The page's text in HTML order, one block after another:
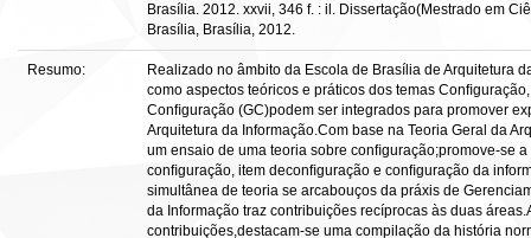
Brasília. 2012. xxvii, 346 f. : il. Dissertação(Mestrado em
Brasília, Brasília, 2012.
Resumo:
Realizado no âmbito da Escola de Brasília de Arquitetura
como aspectos teóricos e práticos dos temas
Conﬁguração (GC)podem ser integrados para promover
Arquitetura da Informação.Com base na Teoria Geral da
um ensaio de uma teoria sobre conﬁguração;promove-se
conﬁguração, item deconﬁguração e conﬁguração da
simultânea de teoria se arcabouços da práxis de
da Informação traz contribuições recíprocas às duas
contribuições,destacam-se uma compilação da história